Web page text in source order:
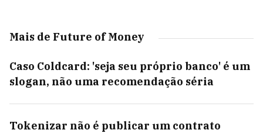
Mais de Future of Money
Caso Coldcard: 'seja seu próprio banco' é um
slogan, não uma recomendação séria
Tokenizar não é publicar um contrato